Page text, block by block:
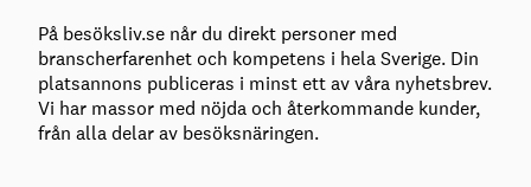
På besöksliv.se når du direkt personer med
branscherfarenhet och kompetens i hela Sverige. Din
platsannons publiceras i minst ett av våra nyhetsbrev.
Vi har massor med nöjda och återkommande kunder,
från alla delar av besöksnäringen.